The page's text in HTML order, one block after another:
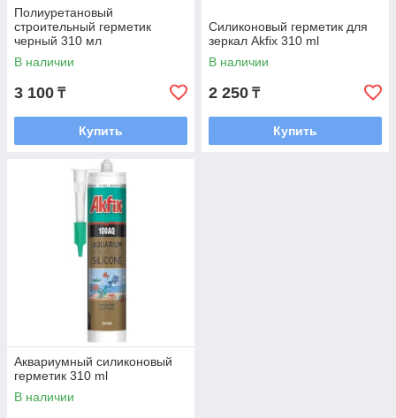
Полиуретановый
строительный герметик
черный 310 мл
В наличии
3 100 ₸
Купить
Силиконовый герметик для
зеркал Akfix 310 ml
В наличии
2 250 ₸
Купить
Аквариумный силиконовый
герметик 310 ml
В наличии